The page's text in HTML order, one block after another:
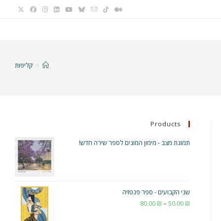
> קליפות
Products
תמונת מצב - מימון המונים לספר שירה חדש!
שני הקבועים - ספר פנטזיה
50.00 ₪
–
80.00 ₪
טווח